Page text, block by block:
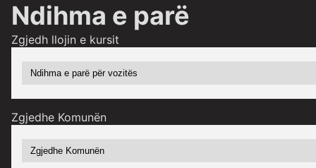
Ndihma e parë
Zgjedh llojin e kursit
Zgjedhe Komunën